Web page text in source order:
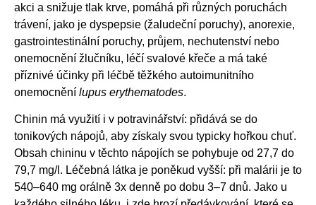
akci a snižuje tlak krve, pomáhá při různých poruchách
trávení, jako je dyspepsie (žaludeční poruchy), anorexie,
gastrointestinální poruchy, průjem, nechutenství nebo
onemocnění žlučníku, léčí svalové křeče a má také
příznivé účinky při léčbě těžkého autoimunitního
onemocnění lupus erythematodes.
Chinin má využití i v potravinářství: přidává se do
tonikových nápojů, aby získaly svou typicky hořkou chuť.
Obsah chininu v těchto nápojích se pohybuje od 27,7 do
79,7 mg/l. Léčebná látka je poněkud vyšší: při malárii je to
540–640 mg orálně 3x denně po dobu 3–7 dnů. Jako u